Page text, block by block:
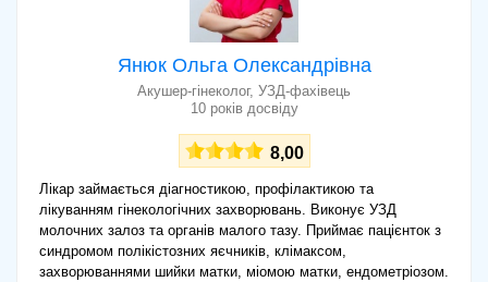
Янюк Ольга Олександрівна
Акушер-гінеколог, УЗД-фахівець
10 років досвіду
8,00
Лікар займається діагностикою, профілактикою та
лікуванням гінекологічних захворювань. Виконує УЗД
молочних залоз та органів малого тазу. Приймає пацієнток з
синдромом полікістозних яєчників, клімаксом,
захворюваннями шийки матки, міомою матки, ендометріозом.